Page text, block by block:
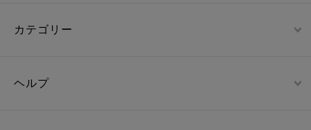
カテゴリー
ヘルプ